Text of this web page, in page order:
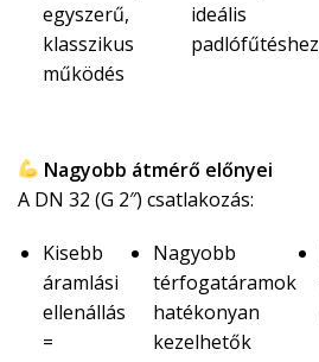
egyszerű,
klasszikus
működés
ideális
padlófűtéshez
Nagyobb átmérő előnyei
A DN 32 (G 2″) csatlakozás:
Kisebb
áramlási
ellenállás
=
Nagyobb
térfogatáramok
hatékonyan
kezelhetők